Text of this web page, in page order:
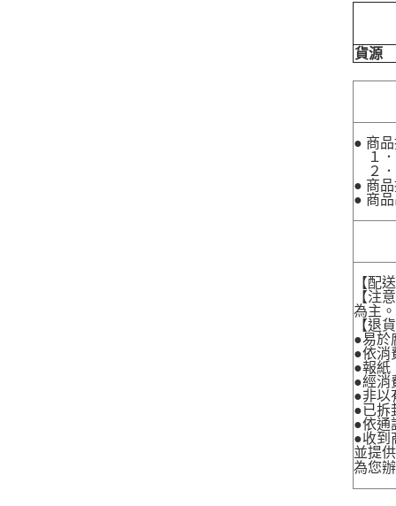
貨源
● 商
１．
２．
● 商
● 商
【配
【注
為主。
【退
●易於
●依消
●報紙
●經消
●非以
●已拆
●依通
●收到
並提
為您